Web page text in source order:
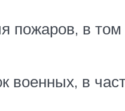
в
военных, в